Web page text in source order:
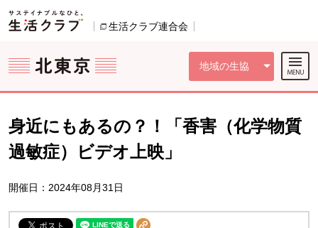
ページの先頭です。
生活クラブ連合会
地域の生協
ここからサイト内共通メニューです。
サイト内共通メニューをスキップする
サイト内共通メニューここまで。
身近にもあるの？！「香害（化学物質
過敏症）ビデオ上映」
開催日：2024年08月31日